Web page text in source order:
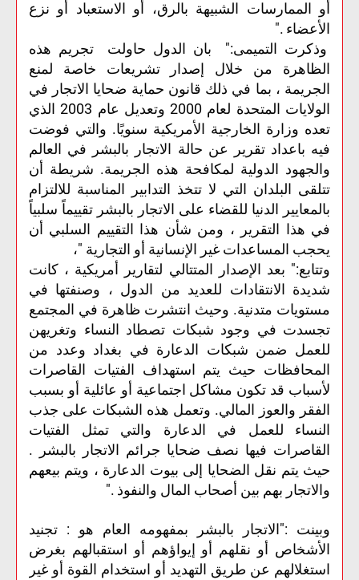
أو الممارسات الشبيهة بالرق، أو الاستعباد أو نزع
الأعضاء ."
وذكرت التميمى:" بان الدول حاولت تجريم هذه
الظاهرة من خلال إصدار تشريعات خاصة لمنع
الجريمة ، بما في ذلك قانون حماية ضحايا الاتجار في
الولايات المتحدة لعام 2000 وتعديل عام 2003 الذي
تعده وزارة الخارجية الأمريكية سنويًا. والتي فوضت
فيه باعداد تقرير عن حالة الاتجار بالبشر في العالم
والجهود الدولية لمكافحة هذه الجريمة. شريطة أن
تتلقى البلدان التي لا تتخذ التدابير المناسبة للالتزام
بالمعايير الدنيا للقضاء على الاتجار بالبشر تقييماً سلبياً
في هذا التقرير ، ومن شأن هذا التقييم السلبي أن
يحجب المساعدات غير الإنسانية أو التجارية "،
وتتابع:" بعد الإصدار المتتالي لتقارير أمريكية ، كانت
شديدة الانتقادات للعديد من الدول ، وصنفتها في
مستويات متدنية. وحيث انتشرت ظاهرة في المجتمع
تجسدت في وجود شبكات تصطاد النساء وتغريهن
للعمل ضمن شبكات الدعارة في بغداد وعدد من
المحافظات حيث يتم استهداف الفتيات القاصرات
لأسباب قد تكون مشاكل اجتماعية أو عائلية أو بسبب
الفقر والعوز المالي. وتعمل هذه الشبكات على جذب
النساء للعمل في الدعارة والتي تمثل الفتيات
القاصرات فيها نصف ضحايا جرائم الاتجار بالبشر .
حيث يتم نقل الضحايا إلى بيوت الدعارة ، ويتم بيعهم
والاتجار بهم بين أصحاب المال والنفوذ ."
وبينت :"الاتجار بالبشر بمفهومه العام هو : تجنيد
الأشخاص أو نقلهم أو إيواؤهم أو استقبالهم بغرض
استغلالهم عن طريق التهديد أو استخدام القوة أو غير